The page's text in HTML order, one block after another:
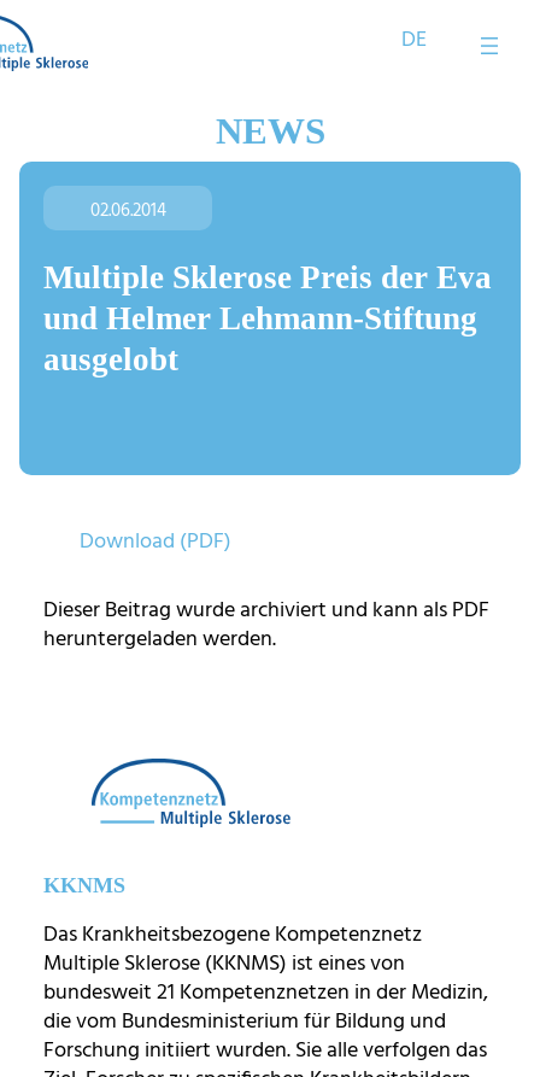
Zum
Inhalt
springen
NEWS
02.06.2014
Multiple Sklerose Preis der Eva
und Helmer Lehmann-Stiftung
ausgelobt
Download (PDF)
Dieser Beitrag wurde archiviert und kann als PDF
heruntergeladen werden.
KKNMS
Das Krankheitsbezogene Kompetenznetz
Multiple Sklerose (KKNMS) ist eines von
bundesweit 21 Kompetenznetzen in der Medizin,
die vom Bundesministerium für Bildung und
Forschung initiiert wurden. Sie alle verfolgen das
DE